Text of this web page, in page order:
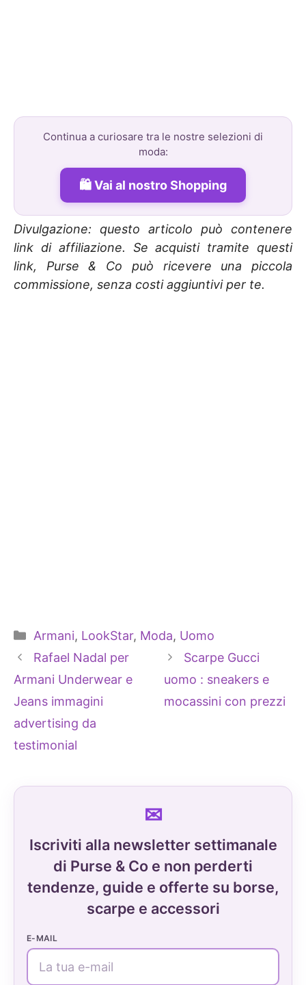
Continua a curiosare tra le nostre selezioni di
moda:
Vai al nostro Shopping
Divulgazione: questo articolo può contenere
link di affiliazione. Se acquisti tramite questi
link, Purse & Co può ricevere una piccola
commissione, senza costi aggiuntivi per te.
Categorie
Armani, LookStar, Moda, Uomo
Rafael Nadal per
Armani Underwear e
Jeans immagini
advertising da
testimonial
Scarpe Gucci
uomo : sneakers e
mocassini con prezzi
Iscriviti alla newsletter settimanale
di Purse & Co e non perderti
tendenze, guide e offerte su borse,
scarpe e accessori
E-MAIL